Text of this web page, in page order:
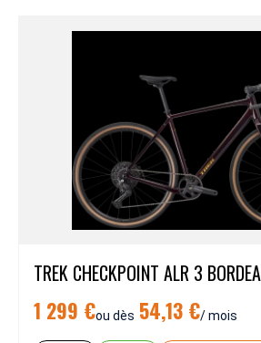
TREK CHECKPOINT ALR 3
1 299 €ou dès 54,13 €/ mois